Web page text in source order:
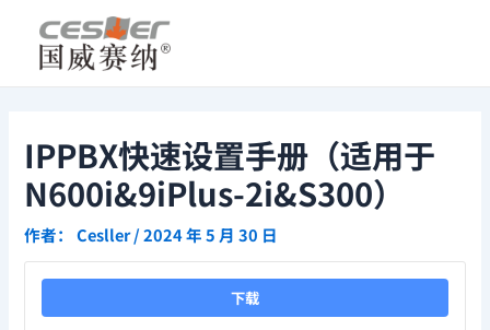
IPPBX快速设置手册（适用于
N600i&9iPlus-2i&S300）
作者： Cesller/2024 年 5 月 30 日
下载
navigation